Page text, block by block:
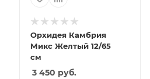
Орхидея Камбрия
Микс Желтый 12/65
см
3 450 руб.